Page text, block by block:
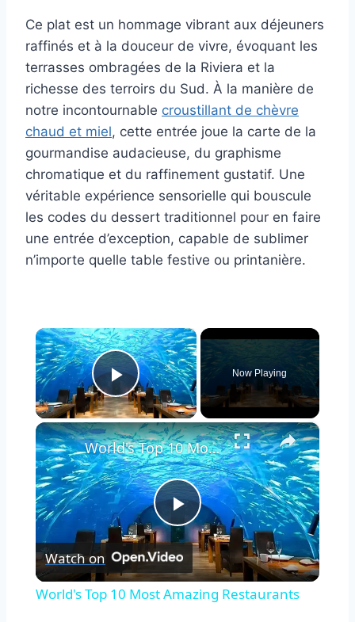
Ce plat est un hommage vibrant aux déjeuners
raffinés et à la douceur de vivre, évoquant les
terrasses ombragées de la Riviera et la
richesse des terroirs du Sud. À la manière de
notre incontournable croustillant de chèvre
chaud et miel, cette entrée joue la carte de la
gourmandise audacieuse, du graphisme
chromatique et du raffinement gustatif. Une
véritable expérience sensorielle qui bouscule
les codes du dessert traditionnel pour en faire
une entrée d’exception, capable de sublimer
n’importe quelle table festive ou printanière.
×
Play Video
Now Playing
×
Play
Video
World's Top 10 Most Amazing Restaurants
Watch on
World's Top 10 Most Amazing Restaurants